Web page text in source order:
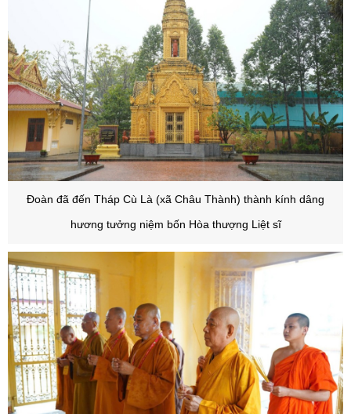
Đoàn đã đến Tháp Cù Là (xã Châu Thành) thành kính dâng
hương tưởng niệm bốn Hòa thượng Liệt sĩ